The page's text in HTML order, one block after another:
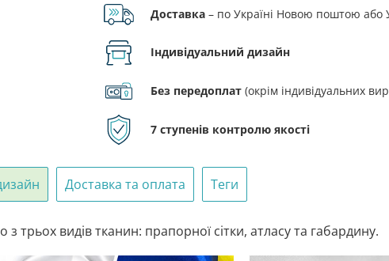
Доставка – по Україні Новою поштою
Індивідуальний дизайн
Без передоплат (окрім індивідуальних
7 ступенів контролю якості
Доставка та оплата Теги
видів тканин: прапорної сітки, атласу та габардину.